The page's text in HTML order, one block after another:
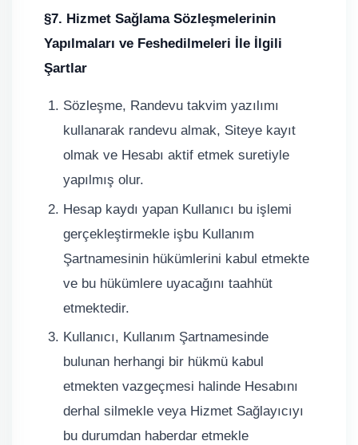
§7. Hizmet Sağlama Sözleşmelerinin
Yapılmaları ve Feshedilmeleri İle İlgili
Şartlar
Sözleşme, Randevu takvim yazılımı
kullanarak randevu almak, Siteye kayıt
olmak ve Hesabı aktif etmek suretiyle
yapılmış olur.
Hesap kaydı yapan Kullanıcı bu işlemi
gerçekleştirmekle işbu Kullanım
Şartnamesinin hükümlerini kabul etmekte
ve bu hükümlere uyacağını taahhüt
etmektedir.
Kullanıcı, Kullanım Şartnamesinde
bulunan herhangi bir hükmü kabul
etmekten vazgeçmesi halinde Hesabını
derhal silmekle veya Hizmet Sağlayıcıyı
bu durumdan haberdar etmekle